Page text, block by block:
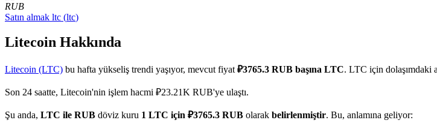
COIN-M Vadeli İşlemleri
Kripto Para Vadeli İşlemleri
RUB
Satın almak ltc (ltc)
Litecoin Hakkında
Litecoin (LTC) bu hafta yükseliş trendi yaşıyor, mevcut fiyat ₽3765.3 RUB başına LTC. LTC için dolaşımdaki
Son 24 saatte, Litecoin'nin işlem hacmi ₽23.21K RUB'ye ulaştı.
Şu anda, LTC ile RUB döviz kuru 1 LTC için ₽3765.3 RUB olarak belirlenmiştir. Bu, anlamına geliyor: